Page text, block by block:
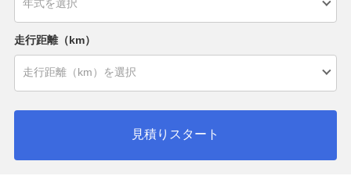
走行距離（km）
見積りスタート